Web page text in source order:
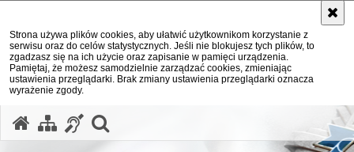
Strona używa plików cookies, aby ułatwić użytkownikom korzystanie z
serwisu oraz do celów statystycznych. Jeśli nie blokujesz tych plików, to
zgadzasz się na ich użycie oraz zapisanie w pamięci urządzenia.
Pamiętaj, że możesz samodzielnie zarządzać cookies, zmieniając
ustawienia przeglądarki. Brak zmiany ustawienia przeglądarki oznacza
wyrażenie zgody.